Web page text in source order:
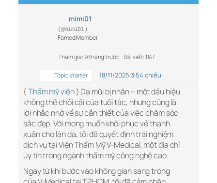
mimi01
(@mimi01)
Famed Member
Tham gia: 9 tháng trước Bài viết: 1147
Topic starter 18/11/2025 3:54 chiều
(Thẩm mỹ viện) Da mũi bị nhăn – một dấu hiệu
không thể chối cãi của tuổi tác, nhưng cũng là
lời nhắc nhở về sự cần thiết của việc chăm sóc
sắc đẹp. Với mong muốn khôi phục vẻ thanh
xuân cho làn da, tôi đã quyết định trải nghiệm
dịch vụ tại Viện Thẩm Mỹ V-Medical, một địa chỉ
uy tín trong ngành thẩm mỹ công nghệ cao.
Ngay từ khi bước vào không gian sang trọng